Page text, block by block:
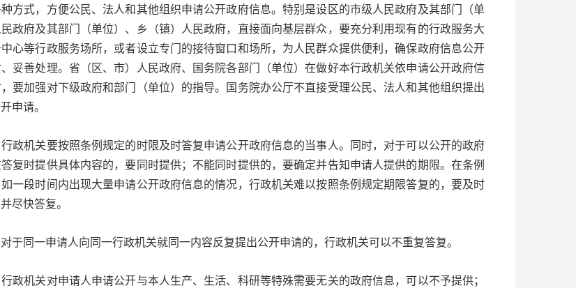
方式，方便公民、法人和其他组织申请公开政府信息。特别是设区的市级人民政府及其部门（单
政府及其部门（单位）、乡（镇）人民政府，直接面向基层群众，要充分利用现有的行政服务大
心等行政服务场所，或者设立专门的接待窗口和场所，为人民群众提供便利，确保政府信息公开
妥善处理。省（区、市）人民政府、国务院各部门（单位）在做好本行政机关依申请公开政府信
要加强对下级政府和部门（单位）的指导。国务院办公厅不直接受理公民、法人和其他组织提出
申请。
机关要按照条例规定的时限及时答复申请公开政府信息的当事人。同时，对于可以公开的政府
复时提供具体内容的，要同时提供；不能同时提供的，要确定并告知申请人提供的期限。在条例
一段时间内出现大量申请公开政府信息的情况，行政机关难以按照条例规定期限答复的，要及时
尽快答复。
同一申请人向同一行政机关就同一内容反复提出公开申请的，行政机关可以不重复答复。
机关对申请人申请公开与本人生产、生活、科研等特殊需要无关的政府信息，可以不予提供；